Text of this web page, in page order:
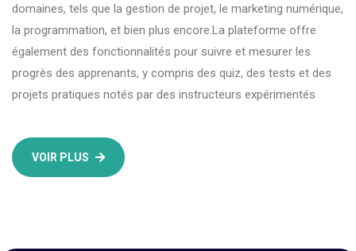
domaines, tels que la gestion de projet, le marketing numérique,
la programmation, et bien plus encore.La plateforme offre
également des fonctionnalités pour suivre et mesurer les
progrès des apprenants, y compris des quiz, des tests et des
projets pratiques notés par des instructeurs expérimentés
VOIR PLUS